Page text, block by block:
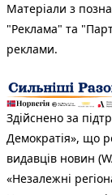
Матеріали з
"Реклама" та
реклами.
Здійснено за
Демократія», що
видавців новин
«Незалежні